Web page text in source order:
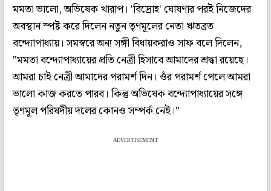
মমতা ভালো, অভিষেক খারাপ। 'বিদ্রোহ' ঘোষণার পরই নিজেদের
অবস্থান স্পষ্ট করে দিলেন নতুন তৃণমূলের নেতা ঋতব্রত
বন্দ্যোপাধ্যায়। সমস্বরে অন্য সঙ্গী বিধায়করাও সাফ বলে দিলেন,
"মমতা বন্দ্যোপাধ্যায়ের প্রতি নেত্রী হিসাবে আমাদের শ্রদ্ধা রয়েছে।
আমরা চাই নেত্রী আমাদের পরামর্শ দিন। ওঁর পরামর্শ পেলে আমরা
ভালো কাজ করতে পারব। কিন্তু অভিষেক বন্দ্যোপাধ্যায়ের সঙ্গে
তৃণমূল পরিষদীয় দলের কোনও সম্পর্ক নেই।"
ADVERTISEMENT